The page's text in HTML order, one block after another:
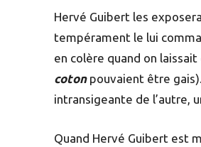
Hervé Guibert les
tempérament le lui
en colère quand on
cotonpouvaient être
intransigeante de l’autre,
Quand Hervé Guibert est